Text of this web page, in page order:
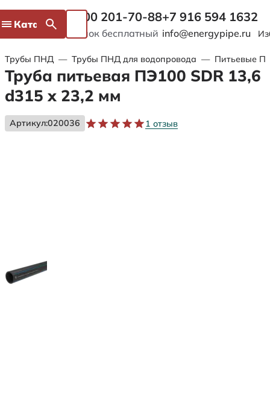
Каталог 8 800 201-70-88
Звонок бесплатный
+7 916 594 1632
info@energypipe.ru
Трубы ПНД — Трубы ПНД для водопровода — Питьевые
Труба питьевая ПЭ100 SDR 13,6
d315 х 23,2 мм
Артикул:020036 1 отзыв